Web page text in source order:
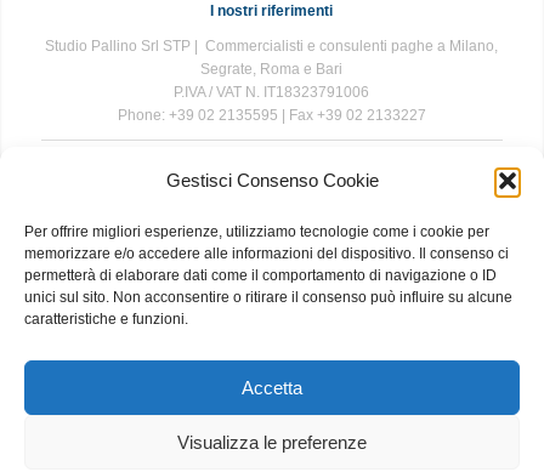
Gestisci Consenso Cookie
Per offrire migliori esperienze, utilizziamo tecnologie come i cookie per
memorizzare e/o accedere alle informazioni del dispositivo. Il consenso ci
permetterà di elaborare dati come il comportamento di navigazione o ID
unici sul sito. Non acconsentire o ritirare il consenso può influire su alcune
caratteristiche e funzioni.
Accetta
Visualizza le preferenze
I nostri riferimenti
Studio Pallino Srl STP | Commercialisti e consulenti paghe a Milano,
Segrate, Roma e Bari
P.IVA / VAT N. IT18323791006
Phone: +39 02 2135595 | Fax +39 02 2133227
The information contained in this website is for general information
while we endeavour to keep the information up to date and correct, we
make no representations or warranties of any kind, express or implied,
about the completeness, accuracy, reliability, suitability or availability
with respect to the website or the information, products, services, or
related graphics contained on the website for any purpose. Any
|Contact|Privacy and Cookie Policy